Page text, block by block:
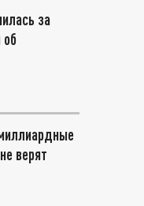
за
об
верят